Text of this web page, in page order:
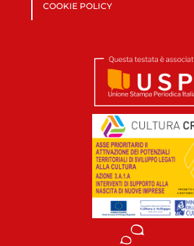
COOKIE POLICY